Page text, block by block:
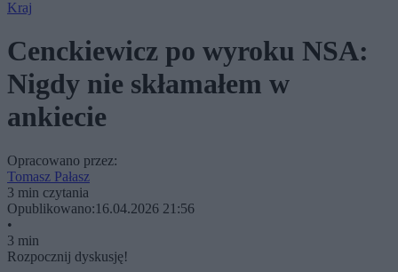
Kraj
Cenckiewicz po wyroku NSA:
Nigdy nie skłamałem w
ankiecie
Opracowano przez:
Tomasz Pałasz
3 min czytania
Opublikowano:16.04.2026 21:56
•
3 min
Rozpocznij dyskusję!